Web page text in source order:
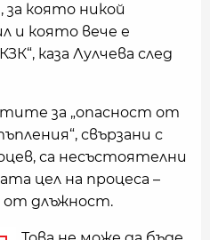
която никой
и която вече е
каза Лулчева след
за „опасност от
свързани с
са несъстоятелни
цел на процеса –
длъжност.